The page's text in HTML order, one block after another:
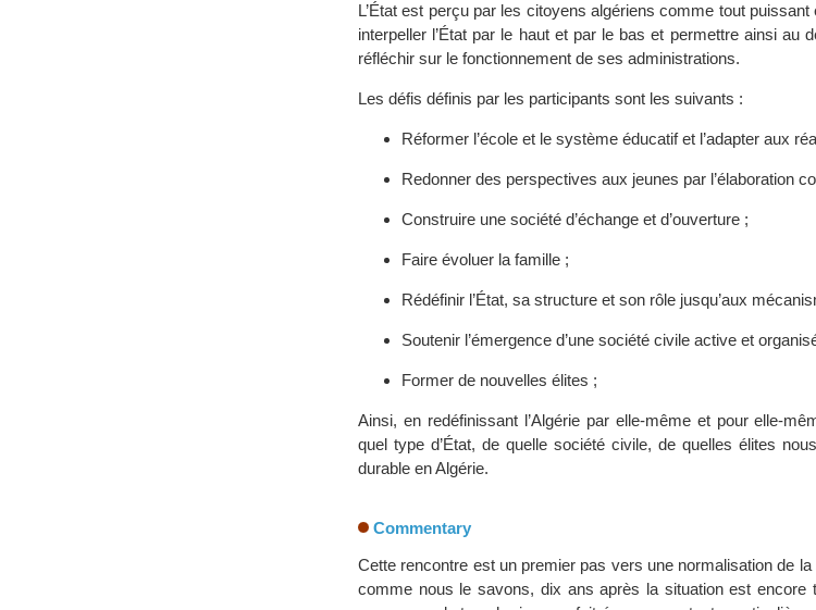
L’État est perçu par les citoyens algériens comme tout
interpeller l’État par le haut et par le bas et permettre ainsi au
réfléchir sur le fonctionnement de ses administrations.
Les défis définis par les participants sont les suivants :
Réformer l’école et le système éducatif et l’adapter aux
Redonner des perspectives aux jeunes par l’élaboration
Construire une société d’échange et d’ouverture ;
Faire évoluer la famille ;
Rédéfinir l’État, sa structure et son rôle jusqu’aux
Soutenir l’émergence d’une société civile active et
Former de nouvelles élites ;
Ainsi, en redéfinissant l’Algérie par elle-même et pour elle-
quel type d’État, de quelle société civile, de quelles élites
durable en Algérie.
Commentary
Cette rencontre est un premier pas vers une normalisation de la
comme nous le savons, dix ans après la situation est encore